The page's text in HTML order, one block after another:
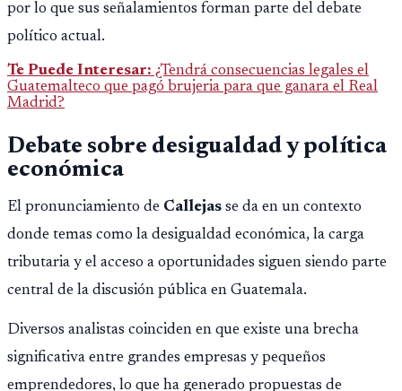
por lo que sus señalamientos forman parte del debate
político actual.
Te Puede Interesar: ¿Tendrá consecuencias legales el
Guatemalteco que pagó brujeria para que ganara el Real
Madrid?
Debate sobre desigualdad y política
económica
El pronunciamiento de Callejas se da en un contexto
donde temas como la desigualdad económica, la carga
tributaria y el acceso a oportunidades siguen siendo parte
central de la discusión pública en Guatemala.
Diversos analistas coinciden en que existe una brecha
significativa entre grandes empresas y pequeños
emprendedores, lo que ha generado propuestas de